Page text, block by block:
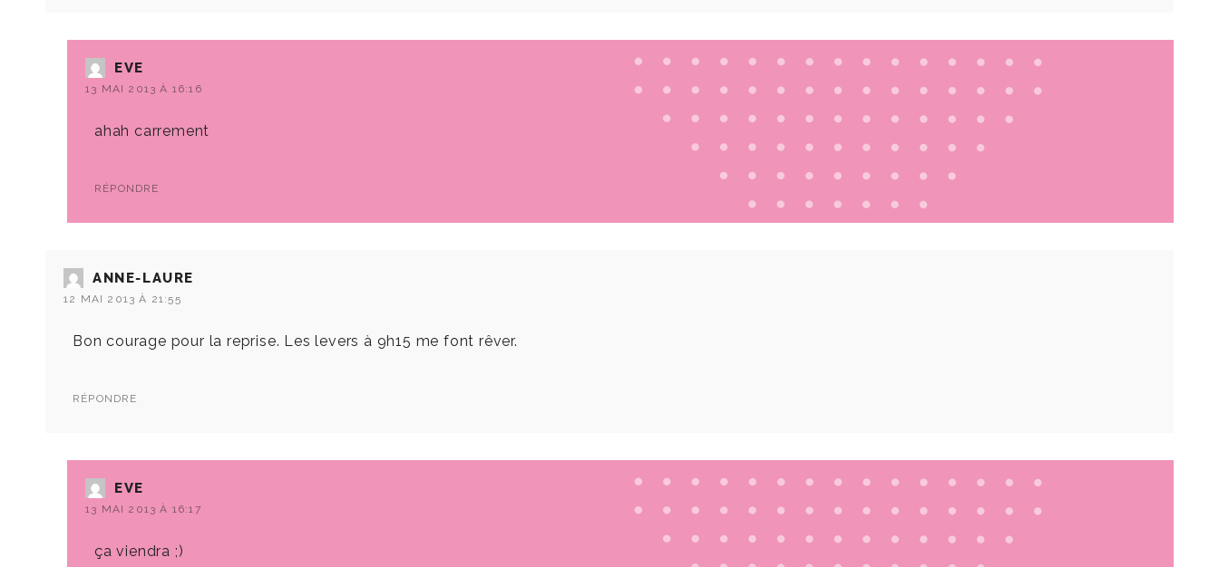
EVE
13 MAI 2013 À 16:16
ahah carrement
RÉPONDRE
ANNE-LAURE
12 MAI 2013 À 21:55
Bon courage pour la reprise. Les levers à 9h15 me font rêver.
RÉPONDRE
EVE
13 MAI 2013 À 16:17
ça viendra ;)